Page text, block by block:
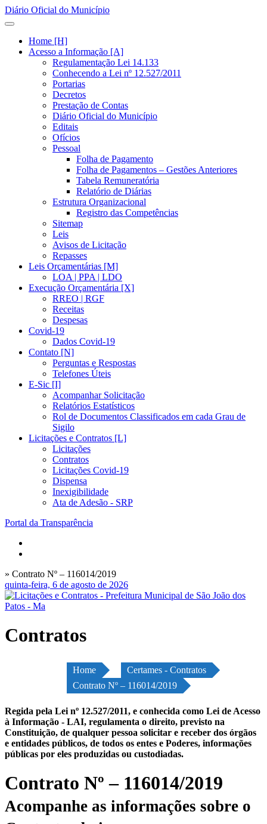
Diário Oficial do Município
Home [H]
Acesso a Informação [A]
Regulamentação Lei 14.133
Conhecendo a Lei nº 12.527/2011
Portarias
Decretos
Prestação de Contas
Diário Oficial do Município
Editais
Ofícios
Pessoal
Folha de Pagamento
Folha de Pagamentos – Gestões Anteriores
Tabela Remuneratória
Relatório de Diárias
Estrutura Organizacional
Registro das Competências
Sitemap
Leis
Avisos de Licitação
Repasses
Leis Orçamentárias [M]
LOA | PPA | LDO
Execução Orçamentária [X]
RREO | RGF
Receitas
Despesas
Covid-19
Dados Covid-19
Contato [N]
Perguntas e Respostas
Telefones Úteis
E-Sic [I]
Acompanhar Solicitação
Relatórios Estatísticos
Rol de Documentos Classificados em cada Grau de
Sigilo
Licitações e Contratos [L]
Licitações
Contratos
Licitações Covid-19
Dispensa
Inexigibilidade
Ata de Adesão - SRP
Portal da Transparência
» Contrato Nº – 116014/2019
quinta-feira, 6 de agosto de 2026
Contratos
Home
Certames - Contratos
Contrato Nº – 116014/2019
Regida pela Lei nº 12.527/2011, e conhecida como Lei de Acesso
à Informação - LAI, regulamenta o direito, previsto na
Constituição, de qualquer pessoa solicitar e receber dos órgãos
e entidades públicos, de todos os entes e Poderes, informações
públicas por eles produzidas ou custodiadas.
Contrato Nº – 116014/2019
Acompanhe as informações sobre o